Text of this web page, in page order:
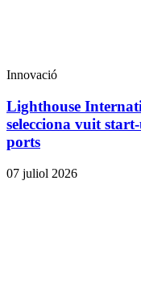
Innovació
Lighthouse
selecciona vuit
ports
07 juliol 2026